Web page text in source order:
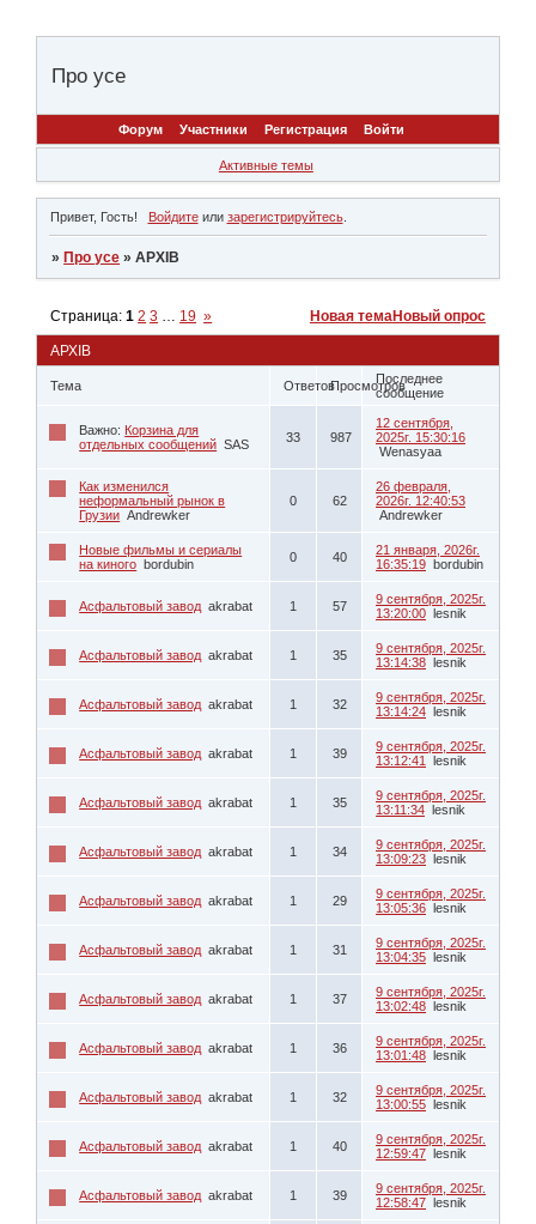
Про усе
Форум Участники Регистрация Войти
Активные темы
Привет, Гость! Войдитеили зарегистрируйтесь.
» Про усе »АРХІВ
АРХІВ
Страница:1 2 3 19 » Новая темаНовый опрос
Тема ОтветовПросмотровПоследнее
сообщение
Важно: Корзина для
отдельных сообщений SAS 33 987
12 сентября,
2025г. 15:30:16
Wenasyaa
Как изменился
неформальный рынок в
Грузии Andrewker
0 62
26 февраля,
2026г. 12:40:53
Andrewker
Новые фильмы и сериалы
на киного bordubin 0 40
21 января, 2026г.
16:35:19 bordubin
Асфальтовый завод akrabat 1 57
9 сентября, 2025г.
13:20:00 lesnik
Асфальтовый завод akrabat 1 35
9 сентября, 2025г.
13:14:38 lesnik
Асфальтовый завод akrabat 1 32
9 сентября, 2025г.
13:14:24 lesnik
Асфальтовый завод akrabat 1 39
9 сентября, 2025г.
13:12:41
lesnik
Асфальтовый завод akrabat 1 35
9 сентября, 2025г.
13:11:34 lesnik
Асфальтовый завод akrabat 1 34
9 сентября, 2025г.
13:09:23 lesnik
Асфальтовый завод akrabat 1 29
9 сентября, 2025г.
13:05:36 lesnik
Асфальтовый завод akrabat 1 31
9 сентября, 2025г.
13:04:35 lesnik
Асфальтовый завод akrabat 1 37
9 сентября, 2025г.
13:02:48 lesnik
Асфальтовый завод akrabat 1 36
9 сентября, 2025г.
13:01:48 lesnik
Асфальтовый завод akrabat 1 32
9 сентября, 2025г.
13:00:55 lesnik
Асфальтовый завод akrabat 1 40
9 сентября, 2025г.
12:59:47 lesnik
Асфальтовый завод akrabat 1 39
9 сентября, 2025г.
12:58:47 lesnik